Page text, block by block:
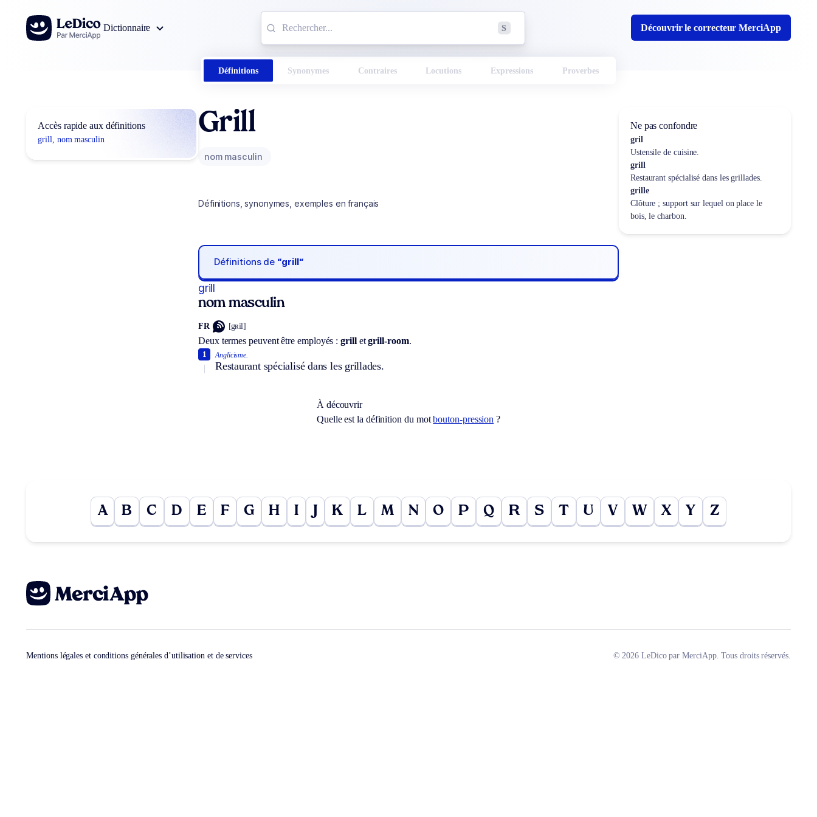
Aller au contenu
Dictionnaire
S Découvrir le correcteur MerciApp
Définitions Synonymes Contraires Locutions Expressions Proverbes
Accès rapide aux définitions
grill, nom masculin
Grill
nom masculin
Définitions, synonymes, exemples en français
Définitions de “grill“
grill
nom masculin
FR [gʀil]
Deux termes peuvent être employés :grilletgrill-room.
Anglicisme.
Restaurant spécialisé dans les grillades.
1
À découvrir
Quelle est la définition du motbouton-pression ?
Ne pas confondre
gril
Ustensile de cuisine.
grill
Restaurant spécialisé dans les grillades.
grille
Clôture ; support sur lequel on place le
bois, le charbon.
A B C D E F G H I K L M N O P Q R S T U V W X Y Z
Mentions légales et conditions générales d’utilisation et de services © 2026 LeDico par MerciApp. Tous droits réservés.